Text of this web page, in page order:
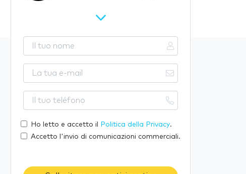
l
t
o
m
e
a
t
e
-
l
t
u
e
Ho letto e accetto il Politica della Privacy.
Accetto l'invio di comunicazioni commerciali.